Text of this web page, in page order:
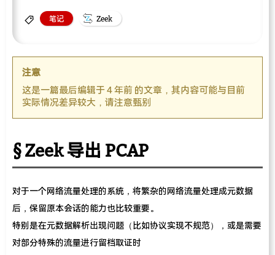
笔记 Zeek
注意
这是一篇最后编辑于 4 年前 的文章，其内容可能与目前
实际情况差异较大，请注意甄别
Zeek 导出 PCAP
对于一个网络流量处理的系统，将繁杂的网络流量处理成元数据
后，保留原本会话的能力也比较重要。
特别是在元数据解析出现问题（比如协议实现不规范），或是需要
对部分特殊的流量进行留档取证时